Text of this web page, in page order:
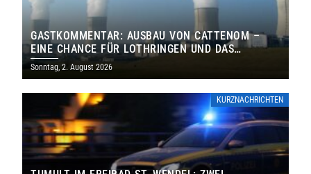
GASTKOMMENTAR: AUSBAU VON CATTENOM –
EINE CHANCE FÜR LOTHRINGEN UND DAS
SAARLAND
Sonntag, 2. August 2026
KURZNACHRICHTEN